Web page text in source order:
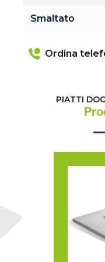
Smaltato
Ordina
PIATTI